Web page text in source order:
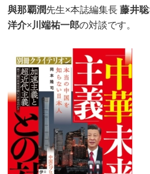
與那覇潤先生×本誌編集長藤井聡
洋介× 川端祐一郎の対談です。